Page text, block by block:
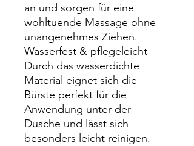
an und sorgen für eine
wohltuende Massage ohne
unangenehmes Ziehen.
Wasserfest & pflegeleicht
Durch das wasserdichte
Material eignet sich die
Bürste perfekt für die
Anwendung unter der
Dusche und lässt sich
besonders leicht reinigen.